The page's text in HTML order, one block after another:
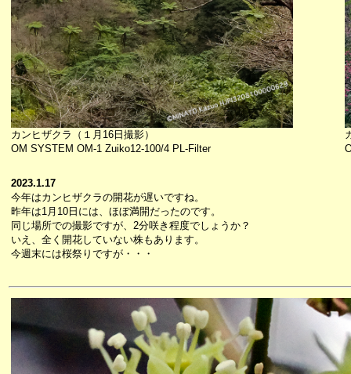
カンヒザクラ（１月16日撮影）
OM SYSTEM OM-1 Zuiko12-100/4 PL-Filter
2023.1.17
今年はカンヒザクラの開花が遅いですね。
昨年は1月10日には、ほぼ満開だったのです。
同じ場所での撮影ですが、2分咲き程度でしょうか？
いえ、全く開花していない株もあります。
今週末には桜祭りですが・・・